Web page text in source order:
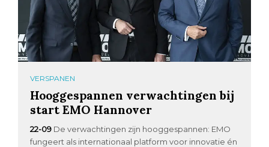
VERSPANEN
Hooggespannen verwachtingen bij
start EMO Hannover
22-09 De verwachtingen zijn hooggespannen: EMO
fungeert als internationaal platform voor innovatie én